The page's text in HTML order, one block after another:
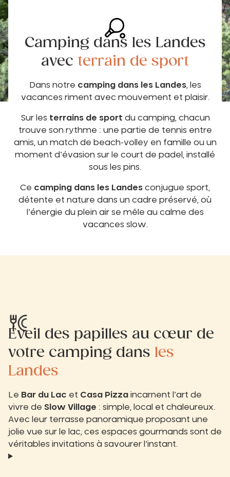
Camping dans les Landes
avec terrain de sport
Dans notre camping dans les Landes, les
vacances riment avec mouvement et plaisir.
Sur les terrains de sport du camping, chacun
trouve son rythme : une partie de tennis entre
amis, un match de beach-volley en famille ou un
moment d’évasion sur le court de padel, installé
sous les pins.
Ce camping dans les Landes conjugue sport,
détente et nature dans un cadre préservé, où
l’énergie du plein air se mêle au calme des
vacances slow.
Éveil des papilles au cœur de
votre camping dans les
Landes
Le Bar du Lac et Casa Pizza incarnent l’art de
vivre de Slow Village : simple, local et chaleureux.
Avec leur terrasse panoramique proposant une
jolie vue sur le lac, ces espaces gourmands sont de
véritables invitations à savourer l’instant.